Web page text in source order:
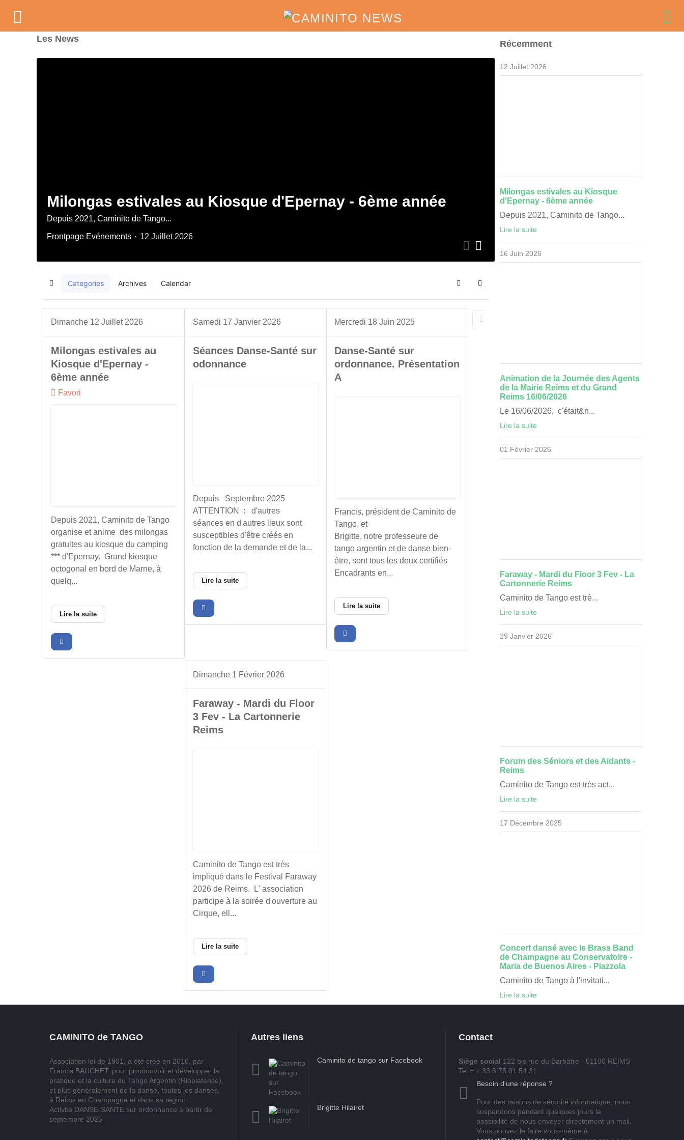
Les News
Milongas estivales au Kiosque d'Epernay - 6ème année
Depuis 2021, Caminito de Tango...
Frontpage Evénements 12 Juillet 2026
Animation de la
du Grand Reims 16/06/
Le 16/06/2026, c'était&n...
HomeCategories Archives Calendar SearchSign In
Dimanche 12 Juillet 2026
Milongas estivales au
Kiosque d'Epernay -
6ème année
Favori
Depuis 2021, Caminito de Tango
organise et anime des milongas
gratuites au kiosque du camping
*** d'Epernay. Grand kiosque
octogonal en bord de Marne, à
quelq...
Lire la suite
Samedi 17 Janvier 2026
Séances Danse-Santé sur
odonnance
Depuis Septembre 2025
ATTENTION : d'autres
séances en d'autres lieux sont
susceptibles d'être créés en
fonction de la demande et de la...
Lire la suite
Mercredi 18 Juin 2025
Danse-Santé sur
ordonnance. Présentation
A
Francis, président de Caminito de
Tango, et
Brigitte, notre professeure de
tango argentin et de danse bien-
être, sont tous les deux certifiés
Encadrants en...
Lire la suite
Dimanche 1 Février 2026
Faraway - Mardi du Floor
3 Fev - La Cartonnerie
Reims
Caminito de Tango est très
impliqué dans le Festival Faraway
2026 de Reims. L' association
participe à la soirée d'ouverture au
Cirque, ell...
Lire la suite
First Page
Récemment
12 Juillet 2026
Milongas estivales au Kiosque
d'Epernay - 6ème année
Depuis 2021, Caminito de Tango...
Lire la suite
16 Juin 2026
Animation de la Journée des Agents
de la Mairie Reims et du Grand
Reims 16/06/2026
Le 16/06/2026, c'était&n...
Lire la suite
01 Février 2026
Faraway - Mardi du Floor 3 Fev - La
Cartonnerie Reims
Caminito de Tango est trè...
Lire la suite
29 Janvier 2026
Forum des Séniors et des Aidants -
Reims
Caminito de Tango est très act...
Lire la suite
17 Décembre 2025
Concert dansé avec le Brass Band
de Champagne au Conservatoire -
Maria de Buenos Aires - Piazzola
Caminito de Tango à l'invitati...
Lire la suite
CAMINITO de TANGO
Association loi de 1901, a été créé en 2016, par
Francis BAUCHET, pour promouvoir et développer la
pratique et la culture du Tango Argentin (Rioplatense),
et plus généralement de la danse, toutes les danses,
à Reims en Champagne et dans sa région.
Activité DANSE-SANTE sur ordonnance à partir de
septembre 2025
Autres liens
Caminito de tango sur Facebook
Brigitte Hilairet
Contact
Siège social 122 bis rue du Barbâtre - 51100 REIMS
Tel = + 33 6 75 01 54 31
Besoin d'une réponse ?
Pour des raisons de sécurité informatique, nous
suspendons pendant quelques jours la
possibilité de nous envoyer directement un mail.
Vous pouvez le faire vous-même à